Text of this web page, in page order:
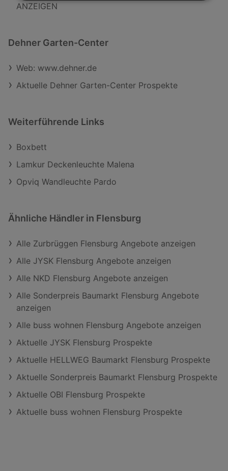
ANZEIGEN
Dehner Garten-Center
Web: www.dehner.de
Aktuelle Dehner Garten-Center Prospekte
Weiterführende Links
Boxbett
Lamkur Deckenleuchte Malena
Opviq Wandleuchte Pardo
Ähnliche Händler in Flensburg
Alle Zurbrüggen Flensburg Angebote anzeigen
Alle JYSK Flensburg Angebote anzeigen
Alle NKD Flensburg Angebote anzeigen
Alle Sonderpreis Baumarkt Flensburg Angebote
anzeigen
Alle buss wohnen Flensburg Angebote anzeigen
Aktuelle JYSK Flensburg Prospekte
Aktuelle HELLWEG Baumarkt Flensburg Prospekte
Aktuelle Sonderpreis Baumarkt Flensburg Prospekte
Aktuelle OBI Flensburg Prospekte
Aktuelle buss wohnen Flensburg Prospekte